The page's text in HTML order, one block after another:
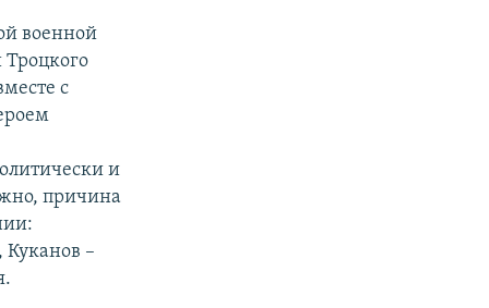
военной
с
и
причина
–